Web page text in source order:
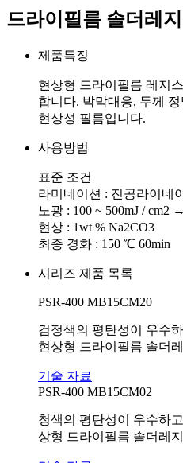
드라이필름 솔더레
제품특징
현상형 드라이필름 레지
합니다. 박막대응, 두께
현상성 필름입니다.
사용방법
표준 조건
라미네이션 : 진공라이네
노광 : 100 ~ 500mJ / cm2
현상 : 1wt % Na2CO3
최종 경화 : 150 ℃ 60min
시리즈 제품 목록
PSR-400 MB15CM20
검정색의 평탄성이 우수
현상형 드라이필름 솔더
기술 자료
PSR-400 MB15CM02
청색의 평탄성이 우수하
상형 드라이필름 솔더레